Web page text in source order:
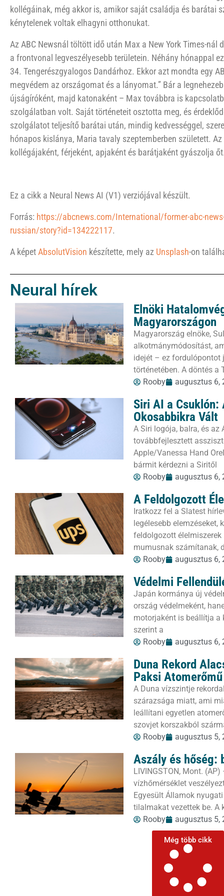
kollégáinak, még akkor is, amikor saját családja és barátai
kénytelenek voltak elhagyni otthonukat.
Az ABC Newsnál töltött idő után Max a New York Times-
a frontvonal legveszélyesebb területein. Néhány hónappal
34. Tengerészgyalogos Dandárhoz. Ekkor azt mondta egy
megvédem az országomat és a lányomat.” Bár a
újságíróként, majd katonaként – Max továbbra is
szolgálatban volt. Saját történeteit osztotta meg, és
szolgálatot teljesítő barátai után, mindig kedvességgel,
hónapos kislánya, Maria tavaly szeptemberben született.
kollégájaként, férjeként, apjaként és barátjaként gyászolja
Ez a cikk a Neural News AI (V1) verziójával készült.
Forrás: https://abcnews.com/International/former-abc-
russian/story?id=134222117.
A képetAbsolutVision készítette, mely az Unsplash-on
Neural hírek
Elnöki
Magyarországon
Magyarország elnöke,
alkotmánymódosítást,
idejét – ez fordulópontot
történetében. A döntés a
Rooby
augusztus 6,
Siri AI a Csuklón:
Okosabbikra Vált
A Siri logója, balra, és az
továbbfejlesztett
Apple/Vanessa Hand
bármit kérdezni a Siritől
Rooby
augusztus 6,
A Feldolgozott
Iratkozz fel a Slatest
legélesebb
feldolgozott
mumusnak számítanak,
Rooby
augusztus 6,
Védelmi
Japán kormánya új
ország védelmeként,
motorjaként is beállítja a
szerint a
Rooby
augusztus 6,
Duna Rekord
Paksi Atomerőmű
A Duna vízszintje
szárazsága miatt, ami
leállítani egyetlen
szovjet korszakból
Rooby
augusztus 5,
Aszály és hőség:
LIVINGSTON, Mont.
vízhőmérséklet
Egyesült Államok
tilalmakat vezettek be. A
Rooby
augusztus 5,
Még több cikk